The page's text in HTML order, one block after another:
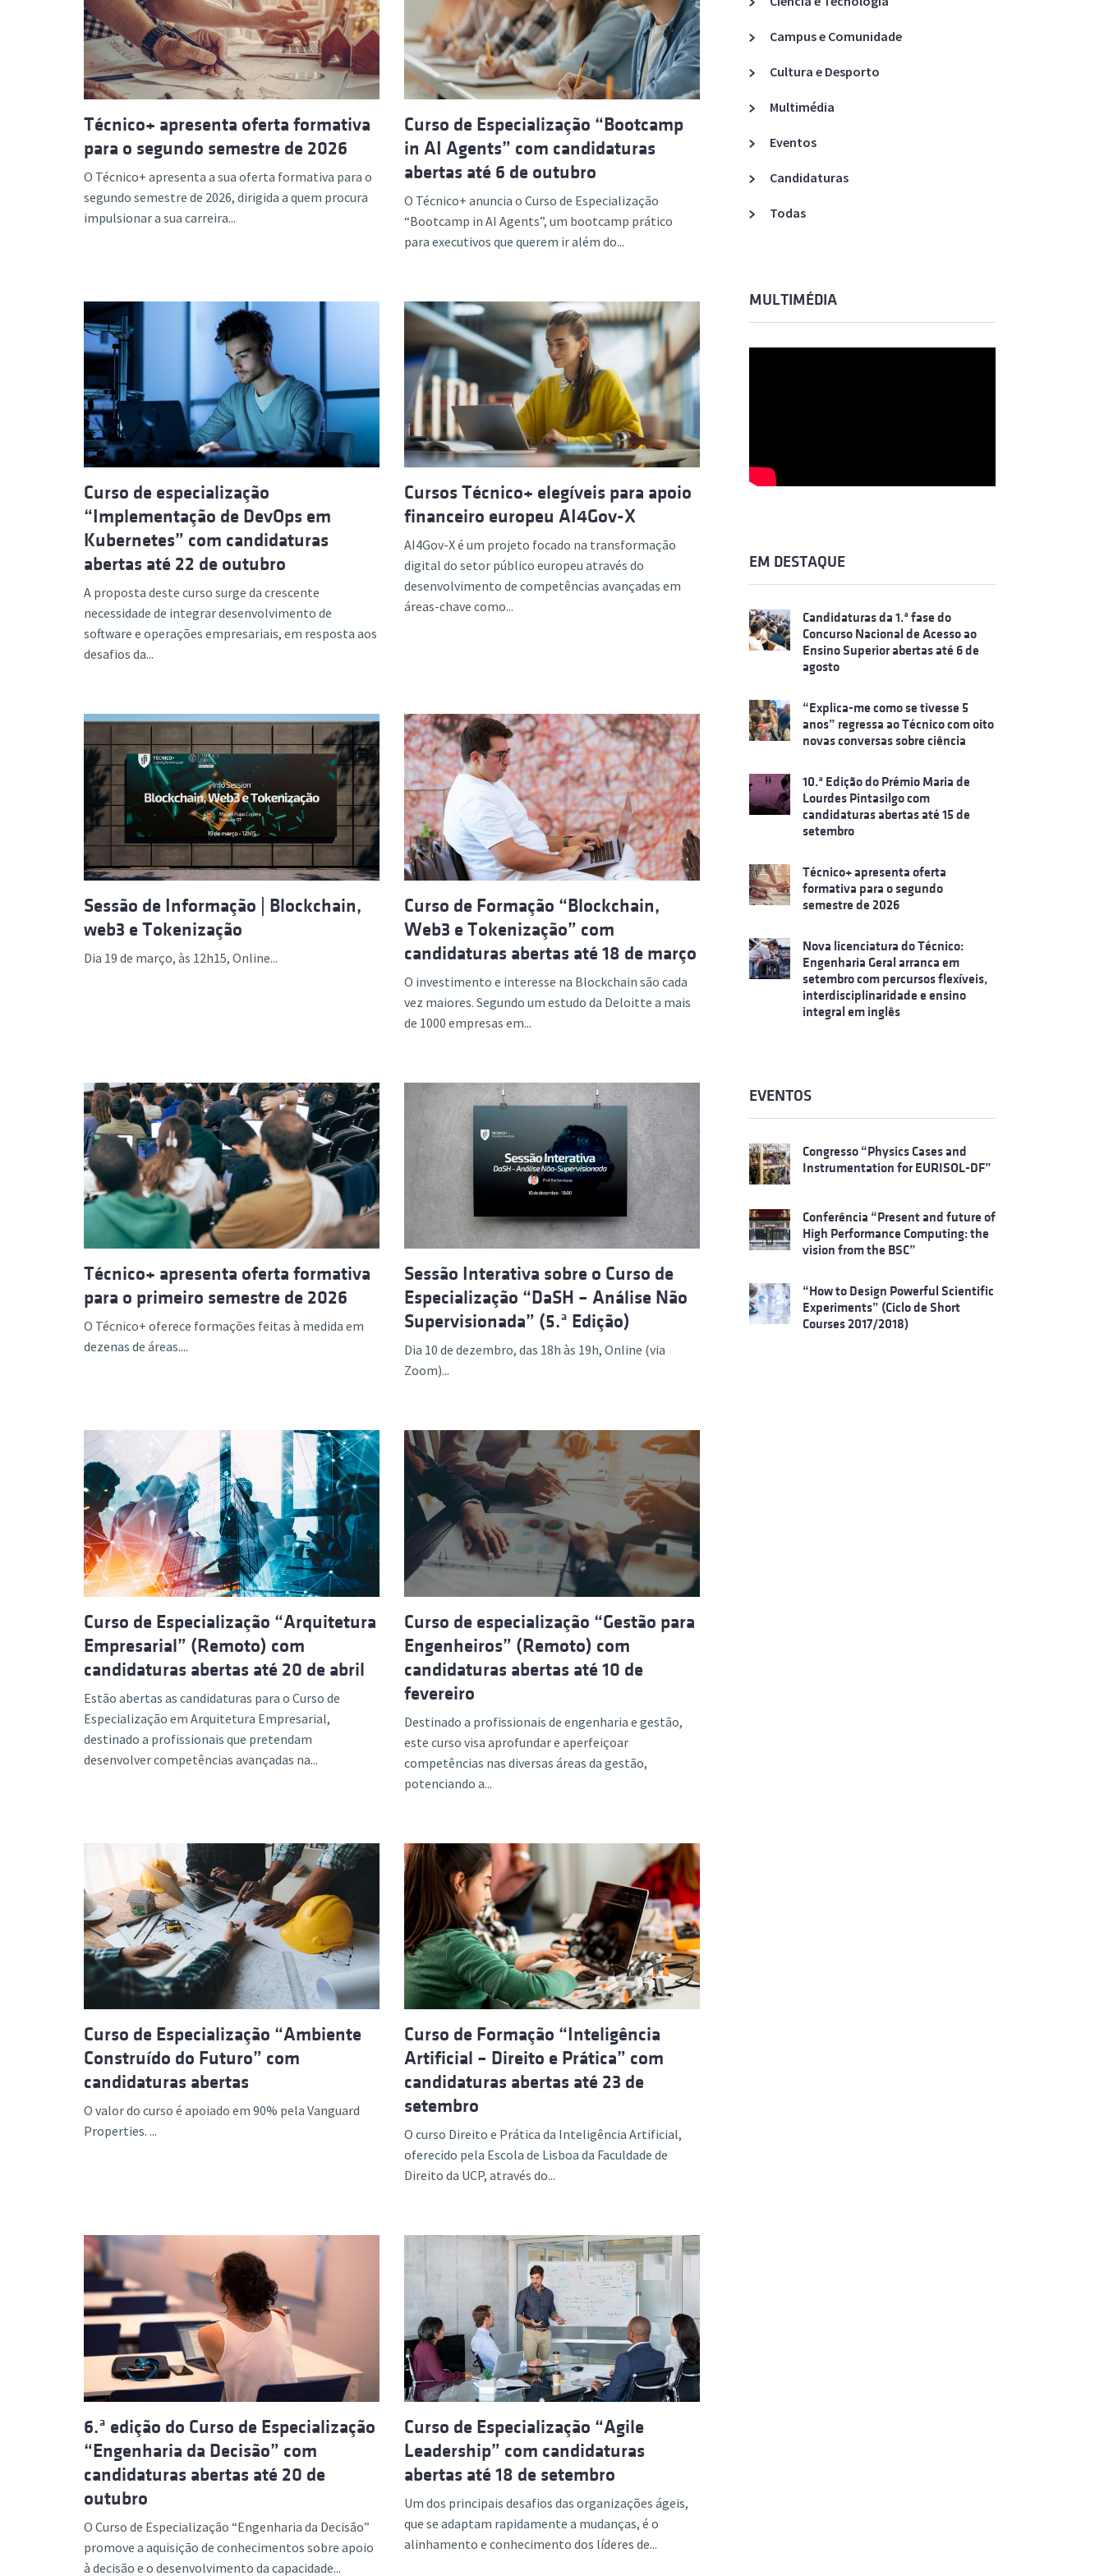
Formação Avançada
Acreditações A3ES
Técnico+ apresenta oferta formativa
para o segundo semestre de 2026
O Técnico+ apresenta a sua oferta formativa para o
segundo semestre de 2026, dirigida a quem procura
impulsionar a sua carreira...
Curso de Especialização “Bootcamp
in AI Agents” com candidaturas
abertas até 6 de outubro
O Técnico+ anuncia o Curso de Especialização
“Bootcamp in AI Agents”, um bootcamp prático
para executivos que querem ir além do...
Curso de especialização
“Implementação de DevOps em
Kubernetes” com candidaturas
abertas até 22 de outubro
A proposta deste curso surge da crescente
necessidade de integrar desenvolvimento de
software e operações empresariais, em resposta aos
desafios da...
Cursos Técnico+ elegíveis para apoio
financeiro europeu AI4Gov-X
AI4Gov-X é um projeto focado na transformação
digital do setor público europeu através do
desenvolvimento de competências avançadas em
áreas-chave como...
Sessão de Informação | Blockchain,
web3 e Tokenização
Dia 19 de março, às 12h15, Online...
Curso de Formação “Blockchain,
Web3 e Tokenização” com
candidaturas abertas até 18 de março
O investimento e interesse na Blockchain são cada
vez maiores. Segundo um estudo da Deloitte a mais
de 1000 empresas em...
Técnico+ apresenta oferta formativa
para o primeiro semestre de 2026
O Técnico+ oferece formações feitas à medida em
dezenas de áreas....
Sessão Interativa sobre o Curso de
Especialização “DaSH – Análise Não
Supervisionada” (5.ª Edição)
Dia 10 de dezembro, das 18h às 19h, Online (via
Zoom)...
Curso de Especialização “Arquitetura
Empresarial” (Remoto) com
candidaturas abertas até 20 de abril
Estão abertas as candidaturas para o Curso de
Especialização em Arquitetura Empresarial,
destinado a profissionais que pretendam
desenvolver competências avançadas na...
Curso de especialização “Gestão para
Engenheiros” (Remoto) com
candidaturas abertas até 10 de
fevereiro
Destinado a profissionais de engenharia e gestão,
este curso visa aprofundar e aperfeiçoar
competências nas diversas áreas da gestão,
potenciando a...
Curso de Especialização “Ambiente
Construído do Futuro” com
candidaturas abertas
O valor do curso é apoiado em 90% pela Vanguard
Properties. ...
Curso de Formação “Inteligência
Artificial – Direito e Prática” com
candidaturas abertas até 23 de
setembro
O curso Direito e Prática da Inteligência Artificial,
oferecido pela Escola de Lisboa da Faculdade de
Direito da UCP, através do...
6.ª edição do Curso de Especialização
“Engenharia da Decisão” com
candidaturas abertas até 20 de
outubro
O Curso de Especialização “Engenharia da Decisão”
promove a aquisição de conhecimentos sobre apoio
à decisão e o desenvolvimento da capacidade...
Curso de Especialização “Agile
Leadership” com candidaturas
abertas até 18 de setembro
Um dos principais desafios das organizações ágeis,
que se adaptam rapidamente a mudanças, é o
alinhamento e conhecimento dos líderes de...
Campus e Comunidade
Cultura e Desporto
Multimédia
Eventos
Candidaturas
Todas
MULTIMÉDIA
EM DESTAQUE
Candidaturas da 1.ª fase do
Concurso Nacional de Acesso ao
Ensino Superior abertas até 6 de
agosto
“Explica-me como se tivesse 5
anos” regressa ao Técnico com oito
novas conversas sobre ciência
10.ª Edição do Prémio Maria de
Lourdes Pintasilgo com
candidaturas abertas até 15 de
setembro
Técnico+ apresenta oferta
formativa para o segundo
semestre de 2026
Nova licenciatura do Técnico:
Engenharia Geral arranca em
setembro com percursos flexíveis,
interdisciplinaridade e ensino
integral em inglês
EVENTOS
Congresso “Physics Cases and
Instrumentation for EURISOL-DF”
Conferência “Present and future of
High Performance Computing: the
vision from the BSC”
“How to Design Powerful Scientific
Experiments” (Ciclo de Short
Courses 2017/2018)